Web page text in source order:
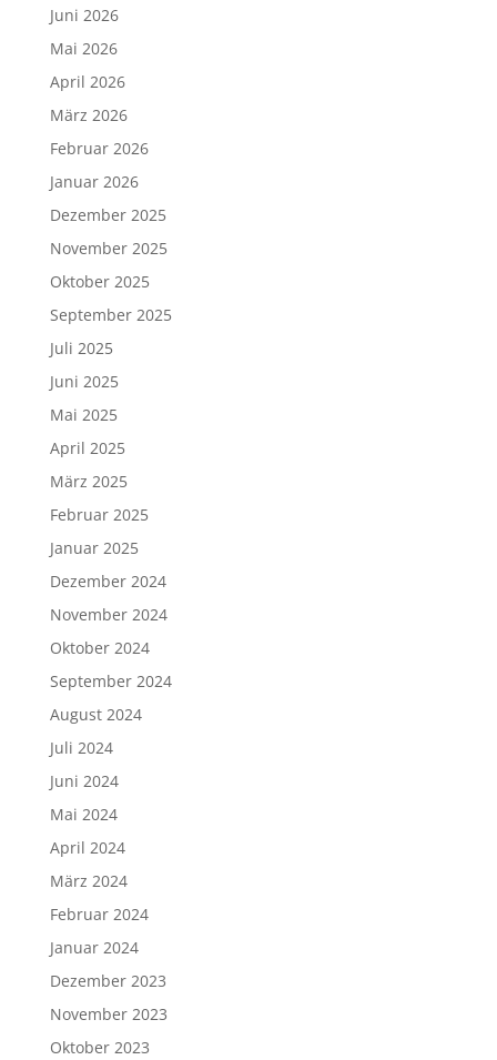
Juni 2026
Mai 2026
April 2026
März 2026
Februar 2026
Januar 2026
Dezember 2025
November 2025
Oktober 2025
September 2025
Juli 2025
Juni 2025
Mai 2025
April 2025
März 2025
Februar 2025
Januar 2025
Dezember 2024
November 2024
Oktober 2024
September 2024
August 2024
Juli 2024
Juni 2024
Mai 2024
April 2024
März 2024
Februar 2024
Januar 2024
Dezember 2023
November 2023
Oktober 2023